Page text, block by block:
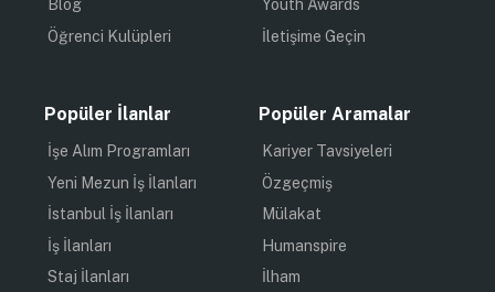
Blog
Öğrenci Kulüpleri
Youth Awards
İletişime Geçin
Popüler İlanlar
İşe Alım Programları
Yeni Mezun İş İlanları
İstanbul İş İlanları
İş İlanları
Staj İlanları
Popüler Aramalar
Kariyer Tavsiyeleri
Özgeçmiş
Mülakat
Humanspire
İlham